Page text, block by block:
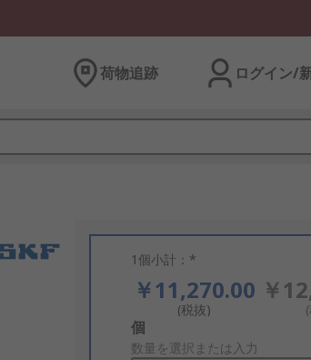
荷物追跡 ログイン/
1個小計：*
￥11,270.00
(税抜)
￥
Add
to
個
数量を選択または入力